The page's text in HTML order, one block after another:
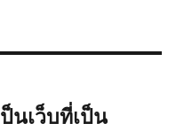
นเว็บที่เป็น